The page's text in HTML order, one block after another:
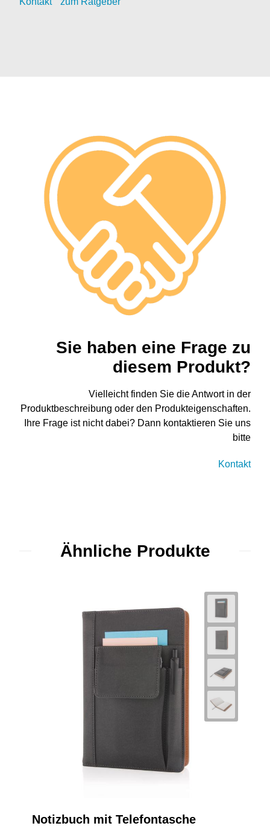
Sie haben eine Frage zu
diesem Produkt?
Vielleicht finden Sie die Antwort in der
Produktbeschreibung oder den Produkteigenschaften.
Ihre Frage ist nicht dabei? Dann kontaktieren Sie uns
bitte
Kontakt
Ähnliche Produkte
Notizbuch mit Telefontasche